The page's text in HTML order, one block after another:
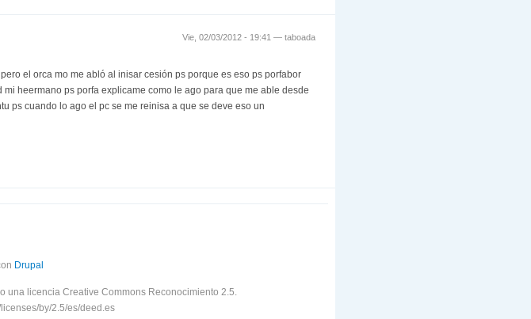
Vie, 02/03/2012 - 19:41 — taboada
el orca mo me abló al inisar cesión ps porque es eso ps porfabor
heermano ps porfa explicame como le ago para que me able desde
ps cuando lo ago el pc se me reinisa a que se deve eso un
Drupal
licencia Creative Commons Reconocimiento 2.5.
by/2.5/es/deed.es